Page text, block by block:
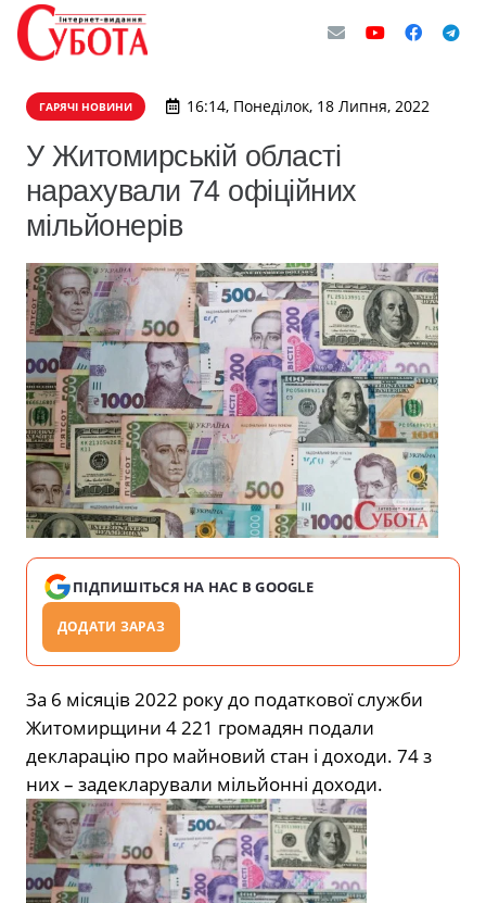
ГАРЯЧІ НОВИНИ 16:14, Понеділок, 18 Липня, 2022
У Житомирській області
нарахували 74 офіційних
мільйонерів
ПІДПИШІТЬСЯ НА НАС В GOOGLE
ДОДАТИ ЗАРАЗ
За 6 місяців 2022 року до податкової служби
Житомирщини 4 221 громадян подали
декларацію про майновий стан і доходи. 74 з
них – задекларували мільйонні доходи.